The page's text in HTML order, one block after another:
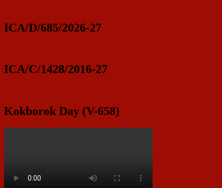
Widget
ICA/D/685/2026-27
ICA/C/1428/2016-27
Kokborok Day (V-658)